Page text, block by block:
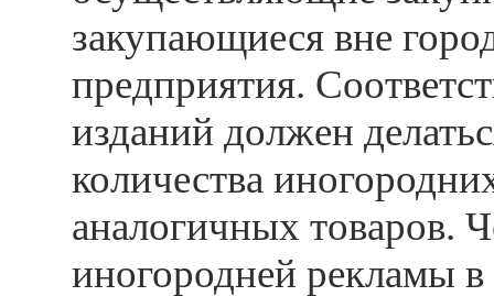
закупающиеся вне
предприятия.
изданий должен
количества
аналогичных товаров.
иногородней рекламы